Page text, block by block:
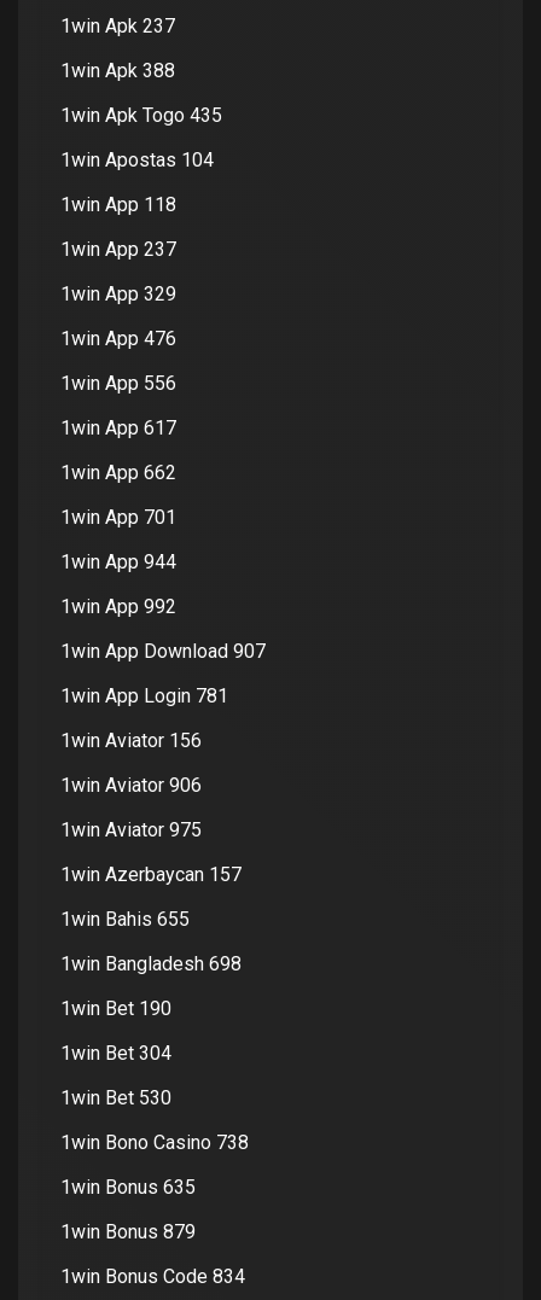
1win Apk 237
1win Apk 388
1win Apk Togo 435
1win Apostas 104
1win App 118
1win App 237
1win App 329
1win App 476
1win App 556
1win App 617
1win App 662
1win App 701
1win App 944
1win App 992
1win App Download 907
1win App Login 781
1win Aviator 156
1win Aviator 906
1win Aviator 975
1win Azerbaycan 157
1win Bahis 655
1win Bangladesh 698
1win Bet 190
1win Bet 304
1win Bet 530
1win Bono Casino 738
1win Bonus 635
1win Bonus 879
1win Bonus Code 834